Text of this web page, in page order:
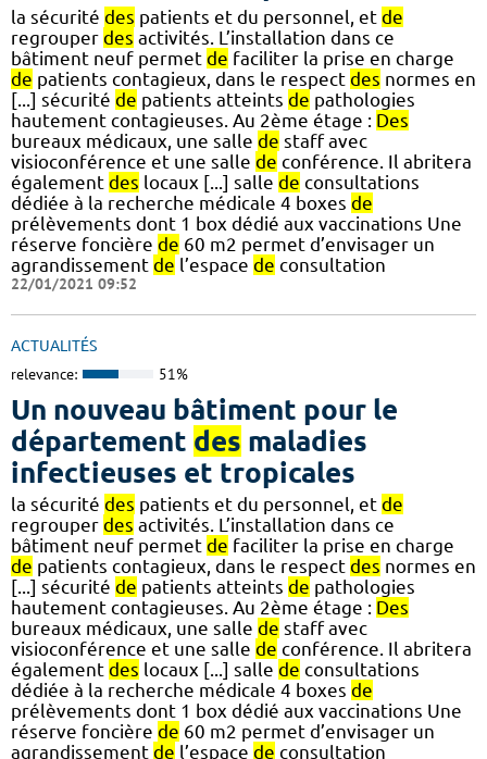
la sécurité des patients et du personnel, et de
regrouper des activités. L’installation dans ce
bâtiment neuf permet de faciliter la prise en charge
de patients contagieux, dans le respect des normes en
[...] sécurité de patients atteints de pathologies
hautement contagieuses. Au 2ème étage : Des
bureaux médicaux, une salle de staff avec
visioconférence et une salle de conférence. Il abritera
également des locaux [...] salle de consultations
dédiée à la recherche médicale 4 boxes de
prélèvements dont 1 box dédié aux vaccinations Une
réserve foncière de 60 m2 permet d’envisager un
agrandissement de l’espace de consultation
22/01/2021 09:52
ACTUALITÉS
relevance: 51%
Un nouveau bâtiment pour le
département des maladies
infectieuses et tropicales
la sécurité des patients et du personnel, et de
regrouper des activités. L’installation dans ce
bâtiment neuf permet de faciliter la prise en charge
de patients contagieux, dans le respect des normes en
[...] sécurité de patients atteints de pathologies
hautement contagieuses. Au 2ème étage : Des
bureaux médicaux, une salle de staff avec
visioconférence et une salle de conférence. Il abritera
également des locaux [...] salle de consultations
dédiée à la recherche médicale 4 boxes de
prélèvements dont 1 box dédié aux vaccinations Une
réserve foncière de 60 m2 permet d’envisager un
agrandissement de l’espace de consultation